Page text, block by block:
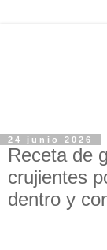
24 junio 2026
Receta de
crujientes
dentro y